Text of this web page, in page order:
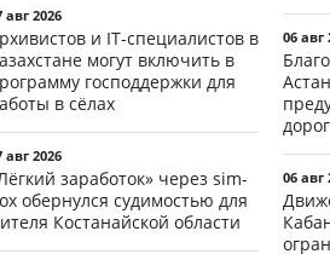
авг 2026
и IT-специалистов в
могут включить в
господдержки для
в сёлах
авг 2026
заработок» через sim-
обернулся судимостью для
Костанайской области
06 авг
06 авг